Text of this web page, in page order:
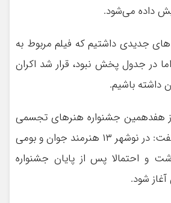
داده می‌شود.
جدیدی داشتیم که فیلم‌ مربوط به
در جدول پخش نبود، قرار شد اکران
داشته باشیم.
هفدهمین جشنواره هنرهای تجسمی
فجر نیز اشاره کرد و گفت: در نوشهر ۱۳ هنرمند جوان و بومی
و احتمالا پس از پایان جشنواره